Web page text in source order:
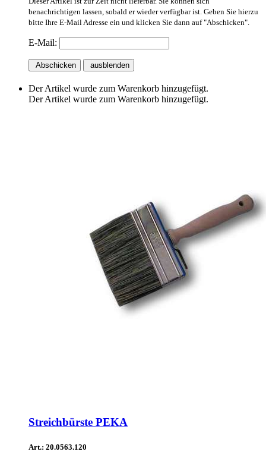
benachrichtigen lassen, sobald er wieder verfügbar ist. Geben Sie hierzu
bitte Ihre E-Mail Adresse ein und klicken Sie dann auf "Abschicken".
E-Mail:
Abschicken ausblenden
Der Artikel wurde zum Warenkorb hinzugefügt.
Der Artikel wurde zum Warenkorb hinzugefügt.
Streichbürste PEKA
Art.: 20.0563.120